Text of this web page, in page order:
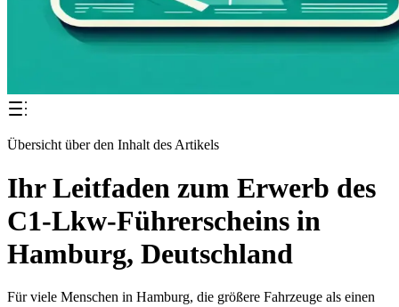
Übersicht über den Inhalt des Artikels
Ihr Leitfaden zum Erwerb des
C1-Lkw-Führerscheins in
Hamburg, Deutschland
Für viele Menschen in Hamburg, die größere Fahrzeuge als einen